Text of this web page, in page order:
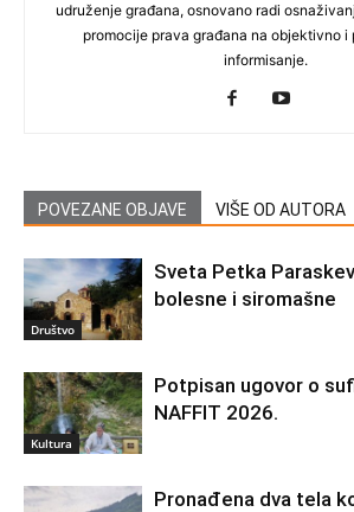
udruženje građana, osnovano radi
promocije prava građana na objektivno i
informisanje.
POVEZANE OBJAVE VIŠE OD AUTORA
Društvo
Sveta Petka
bolesne i siromašne
Kultura
Potpisan ugovor o
NAFFIT 2026.
Pronađena dva tela